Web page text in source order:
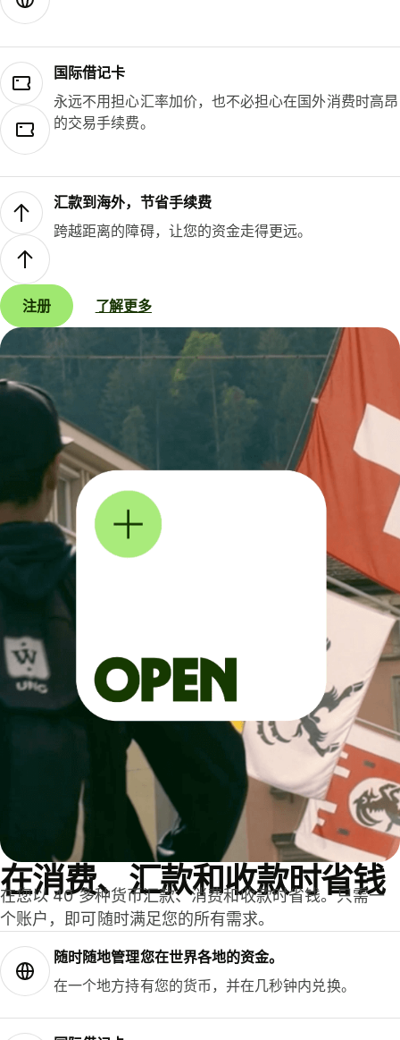
国际借记卡
永远不用担心汇率加价，也不必担心在国外消费时高昂
的交易手续费。
汇款到海外，节省手续费
跨越距离的障碍，让您的资金走得更远。
注册 了解更多
在消费、汇款和收款时省钱
在您以 40 多种货币汇款、消费和收款时省钱。只需一
个账户，即可随时满足您的所有需求。
随时随地管理您在世界各地的资金。
在一个地方持有您的货币，并在几秒钟内兑换。